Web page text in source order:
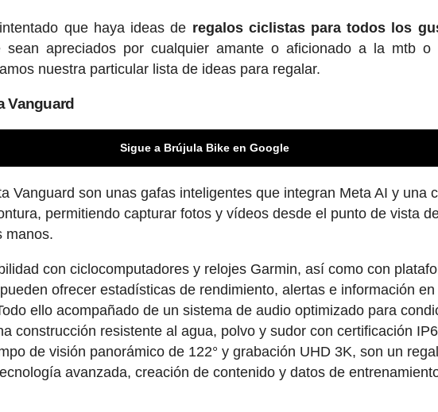
que haya ideas de regalos ciclistas para todos los
sean apreciados por cualquier amante o aficionado a la mtb
nuestra particular lista de ideas para regalar.
Vanguard
Sigue a Brújula Bike en Google
Vanguard son unas gafas inteligentes que integran Meta AI y una
permitiendo capturar fotos y vídeos desde el punto de vista
manos.
con ciclocomputadores y relojes Garmin, así como con
ofrecer estadísticas de rendimiento, alertas e información
ello acompañado de un sistema de audio optimizado para
construcción resistente al agua, polvo y sudor con certificación
de visión panorámico de 122° y grabación UHD 3K, son un
avanzada, creación de contenido y datos de